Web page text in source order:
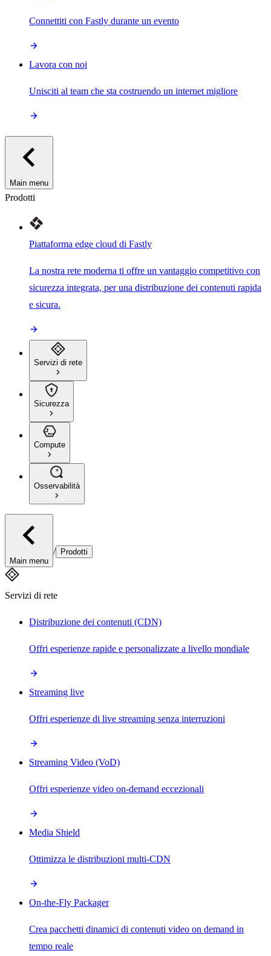
Connettiti con Fastly durante un evento
Lavora con noi
Unisciti al team che sta costruendo un internet migliore
Main menu
Prodotti
Piattaforma edge cloud di Fastly
La nostra rete moderna ti offre un vantaggio competitivo con
sicurezza integrata, per una distribuzione dei contenuti rapida
e sicura.
Servizi di rete
Sicurezza
Compute
Osservabilità
Main menu
/ Prodotti
Servizi di rete
Distribuzione dei contenuti (CDN)
Offri esperienze rapide e personalizzate a livello mondiale
Streaming live
Offri esperienze di live streaming senza interruzioni
Streaming Video (VoD)
Offri esperienze video on-demand eccezionali
Media Shield
Ottimizza le distribuzioni multi-CDN
On-the-Fly Packager
Crea pacchetti dinamici di contenuti video on demand in
tempo reale